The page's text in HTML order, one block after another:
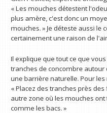
« Les mouches détestent
plus amère, c'est donc un
mouches. » Je déteste aussi le
certainement une raison de
Il explique que tout ce que
tranches de concombre
une barrière naturelle. Pour
« Placez des tranches près
autre zone où les mouches
comme les bacs. »